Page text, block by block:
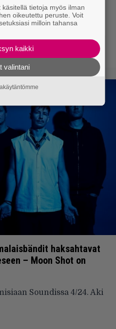
ja nälkäistä rockia. Aki
Soundiin 4/24, tässä
haksahtavat
– Moon Shot on
Soundissa 4/24. Aki
tietoja myös ilman
oikeutettu peruste. Voit
milloin tahansa
kaikki
valintani